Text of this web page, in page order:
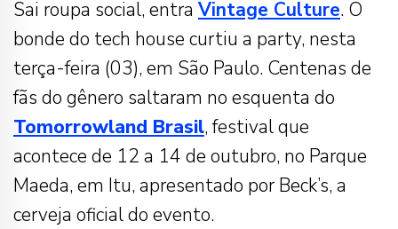
Sai roupa social, entra Vintage Culture. O
bonde do tech house curtiu a party, nesta
terça-feira (03), em São Paulo. Centenas de
fãs do gênero saltaram no esquenta do
Tomorrowland Brasil, festival que
acontece de 12 a 14 de outubro, no Parque
Maeda, em Itu, apresentado por Beck’s, a
cerveja oficial do evento.